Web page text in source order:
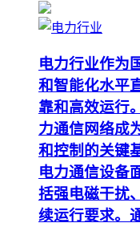
电力行业作为
和智能化水平
靠和高效运行
力通信网络成
和控制的关键
电力通信设备
括强电磁干扰
续运行要求。